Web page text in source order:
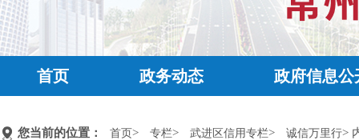
首页 政务动态 政府信息公
您当前的位置： 首页> 专栏> 武进区信用专栏> 诚信万里行>